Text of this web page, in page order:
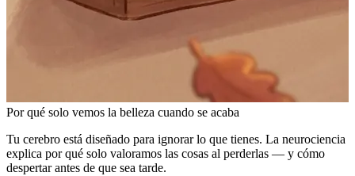
Por qué solo vemos la belleza cuando se acaba
Tu cerebro está diseñado para ignorar lo que tienes. La neurociencia
explica por qué solo valoramos las cosas al perderlas — y cómo
despertar antes de que sea tarde.